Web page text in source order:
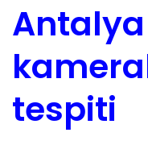
Antalya
tespiti